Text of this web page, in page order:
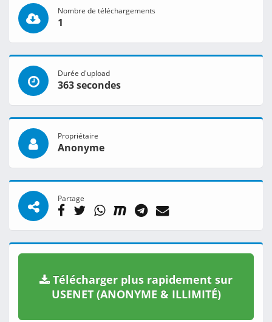
Nombre de téléchargements
1
Durée d'upload
363 secondes
Propriétaire
Anonyme
Partage
Télécharger plus rapidement sur
USENET (ANONYME & ILLIMITÉ)